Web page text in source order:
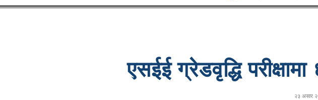
एसईई ग्रेडवृद्धि परीक्षामा
२३ असार